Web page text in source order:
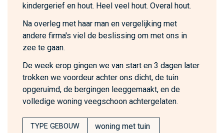
kindergerief en hout. Heel veel hout. Overal hout.
Na overleg met haar man en vergelijking met
andere firma's viel de beslissing om met ons in
zee te gaan.
De week erop gingen we van start en 3 dagen later
trokken we voordeur achter ons dicht, de tuin
opgeruimd, de bergingen leeggemaakt, en de
volledige woning veegschoon achtergelaten.
TYPE GEBOUW woning met tuin